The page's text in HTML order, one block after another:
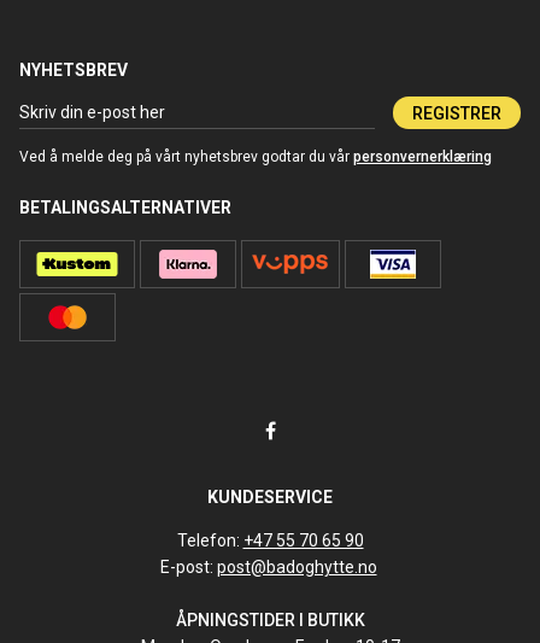
NYHETSBREV
REGISTRER
Ved å melde deg på vårt nyhetsbrev godtar du vår personvernerklæring
BETALINGSALTERNATIVER
KUNDESERVICE
Telefon: +47 55 70 65 90
E-post: post@badoghytte.no
ÅPNINGSTIDER I BUTIKK